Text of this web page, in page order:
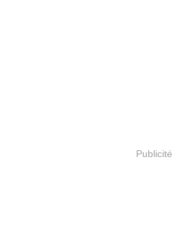
Publicité